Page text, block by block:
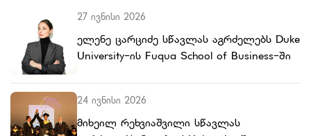
27 ივნისი 2026
ელენე ცარციძე სწავლას აგრძელებს Duke
University-ის Fuqua School of Business-ში
24 ივნისი 2026
მიხეილ რეხვიაშვილი სწავლას